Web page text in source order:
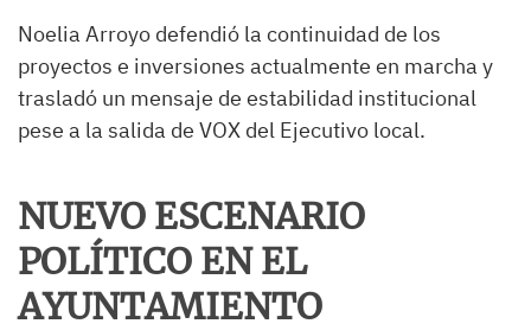
Noelia Arroyo defendió la continuidad de los
proyectos e inversiones actualmente en marcha y
trasladó un mensaje de estabilidad institucional
pese a la salida de VOX del Ejecutivo local.
NUEVO ESCENARIO
POLÍTICO EN EL
AYUNTAMIENTO